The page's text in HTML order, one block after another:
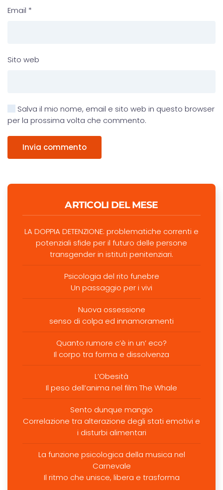
Email *
Sito web
Salva il mio nome, email e sito web in questo browser
per la prossima volta che commento.
Invia commento
ARTICOLI DEL MESE
LA DOPPIA DETENZIONE: problematiche correnti e
potenziali sfide per il futuro delle persone
transgender in istituti penitenziari.
Psicologia del rito funebre
Un passaggio per i vivi
Nuova ossessione
senso di colpa ed innamoramenti
Quanto rumore c’è in un’ eco?
Il corpo tra forma e dissolvenza
L’Obesità
Il peso dell’anima nel film The Whale
Sento dunque mangio
Correlazione tra alterazione degli stati emotivi e
i disturbi alimentari
La funzione psicologica della musica nel
Carnevale
Il ritmo che unisce, libera e trasforma